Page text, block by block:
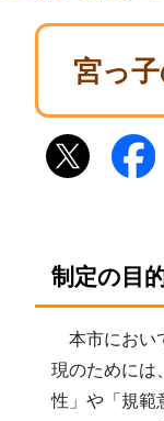
宮っ
制定の目
本市におい
現のためには
性」や「規範